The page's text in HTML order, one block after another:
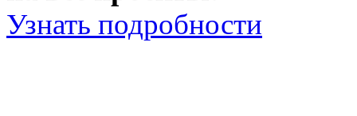
Узнать подробности